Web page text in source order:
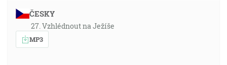
ČESKY
27. Vzhlédnout na Ježíše
MP3